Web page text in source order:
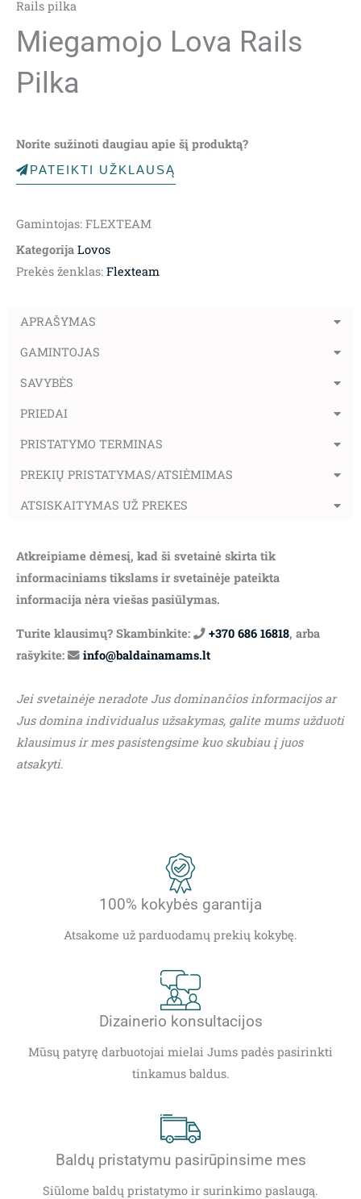
Rails pilka
Miegamojo Lova Rails
Pilka
Norite sužinoti daugiau apie šį produktą?
PATEIKTI UŽKLAUSĄ
Gamintojas: FLEXTEAM
Kategorija Lovos
Prekės ženklas: Flexteam
APRAŠYMAS
GAMINTOJAS
SAVYBĖS
PRIEDAI
PRISTATYMO TERMINAS
PREKIŲ PRISTATYMAS/ATSIĖMIMAS
ATSISKAITYMAS UŽ PREKES
Atkreipiame dėmesį, kad ši svetainė skirta tik
informaciniams tikslams ir svetainėje pateikta
informacija nėra viešas pasiūlymas.
Turite klausimų? Skambinkite: +370 686 16818, arba
rašykite:
info@baldainamams.lt
Jei svetainėje neradote Jus dominančios informacijos ar
Jus domina individualus užsakymas, galite mums užduoti
klausimus ir mes pasistengsime kuo skubiau į juos
atsakyti.
100% kokybės garantija
Atsakome už parduodamų prekių kokybę.
Dizainerio konsultacijos
Mūsų patyrę darbuotojai mielai Jums padės pasirinkti
tinkamus baldus.
Baldų pristatymu pasirūpinsime mes
Siūlome baldų pristatymo ir surinkimo paslaugą.